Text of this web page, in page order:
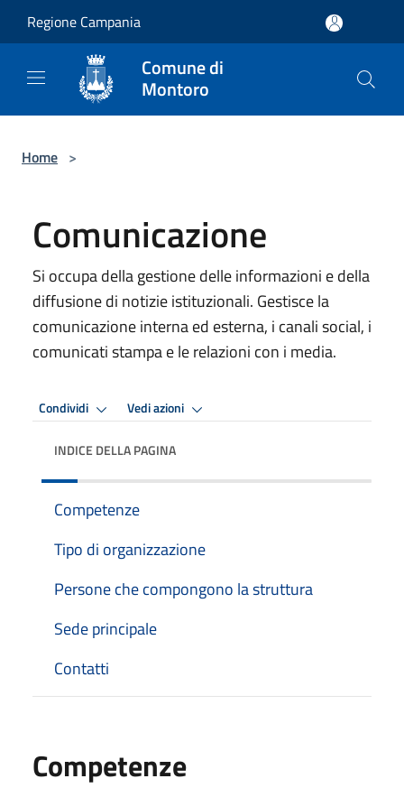
Regione Campania
Comune di
Montoro
Home >
Comunicazione
Si occupa della gestione delle informazioni e della
diffusione di notizie istituzionali. Gestisce la
comunicazione interna ed esterna, i canali social, i
comunicati stampa e le relazioni con i media.
Condividi Vedi azioni
INDICE DELLA PAGINA
Competenze
Tipo di organizzazione
Persone che compongono la struttura
Sede principale
Contatti
Competenze